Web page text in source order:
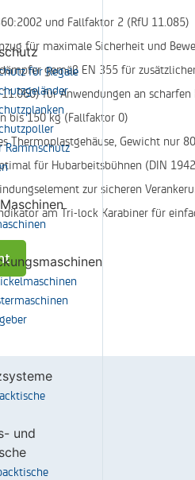
für Regale
Rammschutz
und
und Fallfaktor 2 (RfU 11.085)
für maximale Sicherheit und
gemäß EN 355 für
für Anwendungen an
bis 150 kg (Fallfaktor 0)
Thermoplastgehäuse, Gewicht nur
für Hubarbeitsbühnen (DIN
zur sicheren
am Tri-lock Karabiner für